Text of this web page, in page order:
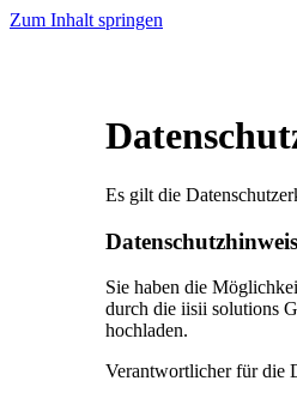
Zum Inhalt springen
Es gilt die
Sie haben die
durch die iisii solutions
hochladen.
Verantwortlicher für die